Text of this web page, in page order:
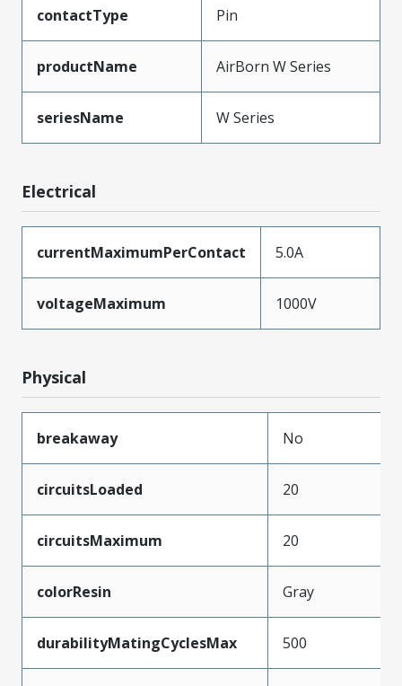
contactType Pin
productName AirBorn W Series
seriesName W Series
Electrical
currentMaximumPerContact 5.0A
voltageMaximum 1000V
Physical
breakaway No
circuitsLoaded 20
circuitsMaximum 20
colorResin Gray
durabilityMatingCyclesMax 500